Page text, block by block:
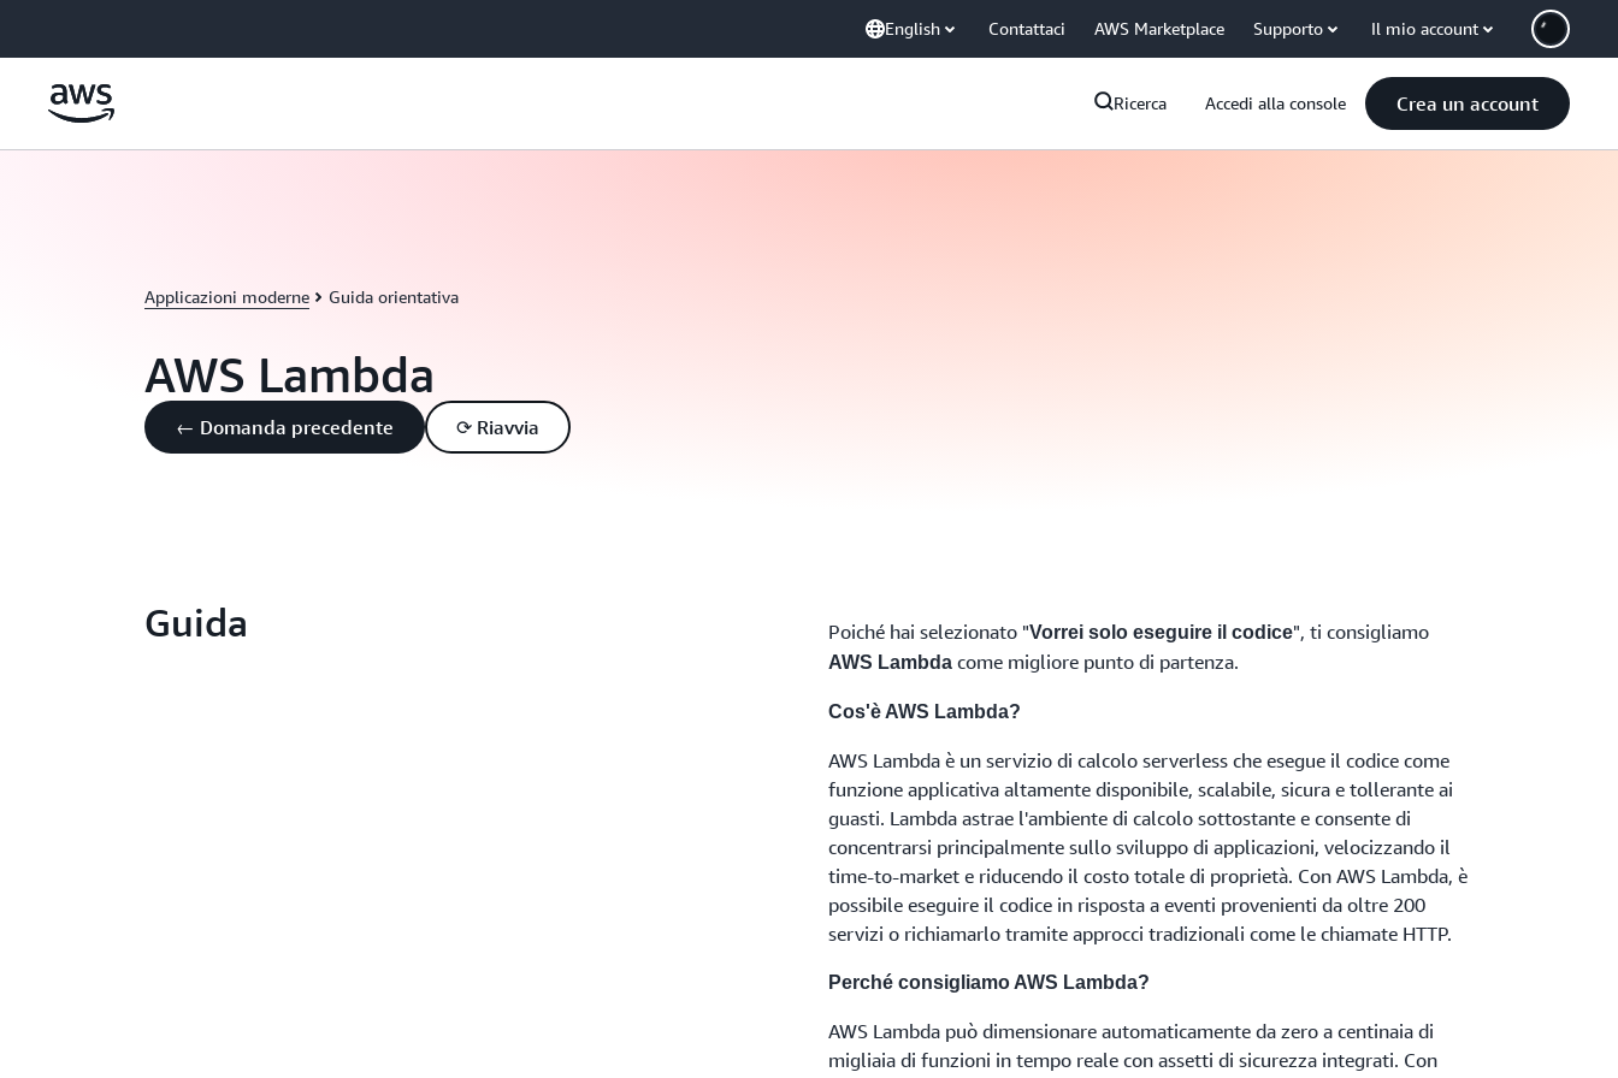
English Contattaci AWS Marketplace Supporto Il mio account
Ricerca Accedi alla console Crea un account
Applicazioni moderne Guida orientativa
AWS Lambda
← Domanda precedente ⟳ Riavvia
Guida Poiché hai selezionato "Vorrei solo eseguire il codice", ti consigliamo
AWS Lambda come migliore punto di partenza.
Cos'è AWS Lambda?
AWS Lambda è un servizio di calcolo serverless che esegue il codice come
funzione applicativa altamente disponibile, scalabile, sicura e tollerante ai
guasti. Lambda astrae l'ambiente di calcolo sottostante e consente di
concentrarsi principalmente sullo sviluppo di applicazioni, velocizzando il
time-to-market e riducendo il costo totale di proprietà. Con AWS Lambda, è
possibile eseguire il codice in risposta a eventi provenienti da oltre 200
servizi o richiamarlo tramite approcci tradizionali come le chiamate HTTP.
Perché consigliamo AWS Lambda?
AWS Lambda può dimensionare automaticamente da zero a centinaia di
migliaia di funzioni in tempo reale con assetti di sicurezza integrati. Con